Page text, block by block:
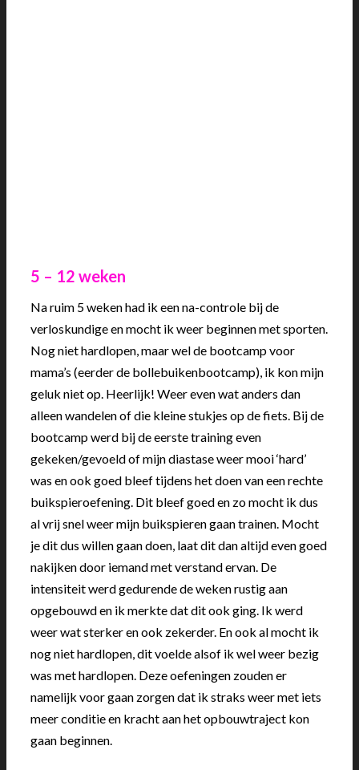
5 – 12 weken
Na ruim 5 weken had ik een na-controle bij de
verloskundige en mocht ik weer beginnen met sporten.
Nog niet hardlopen, maar wel de bootcamp voor
mama’s (eerder de bollebuikenbootcamp), ik kon mijn
geluk niet op. Heerlijk! Weer even wat anders dan
alleen wandelen of die kleine stukjes op de fiets. Bij de
bootcamp werd bij de eerste training even
gekeken/gevoeld of mijn diastase weer mooi ‘hard’
was en ook goed bleef tijdens het doen van een rechte
buikspieroefening. Dit bleef goed en zo mocht ik dus
al vrij snel weer mijn buikspieren gaan trainen. Mocht
je dit dus willen gaan doen, laat dit dan altijd even goed
nakijken door iemand met verstand ervan. De
intensiteit werd gedurende de weken rustig aan
opgebouwd en ik merkte dat dit ook ging. Ik werd
weer wat sterker en ook zekerder. En ook al mocht ik
nog niet hardlopen, dit voelde alsof ik wel weer bezig
was met hardlopen. Deze oefeningen zouden er
namelijk voor gaan zorgen dat ik straks weer met iets
meer conditie en kracht aan het opbouwtraject kon
gaan beginnen.